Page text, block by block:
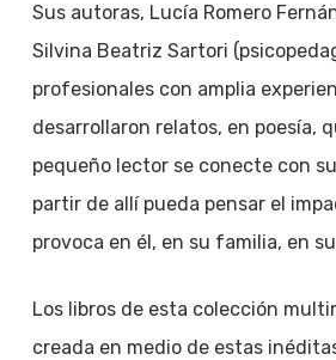
Sus autoras, Lucía Romero
Silvina Beatriz Sartori
profesionales con amplia
desarrollaron relatos, en poesía,
pequeño lector se conecte con
partir de allí pueda pensar el
provoca en él, en su familia, en
Los libros de esta colección
creada en medio de estas